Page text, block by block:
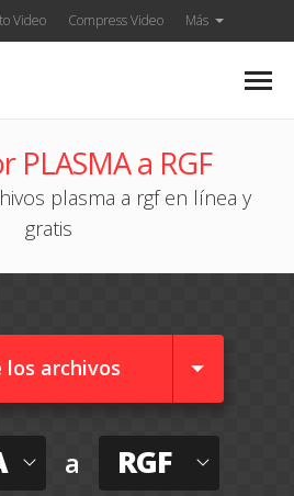
Video Compress Video Más
PLASMA a RGF
plasma a rgf en línea y
gratis
los archivos
a RGF